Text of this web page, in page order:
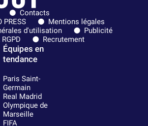
Contacts
PRESS
Mentions légales
d'utilisation
Publicité
Recrutement
Équipes en
tendance
Paris Saint-
Germain
Real Madrid
Olympique de
Marseille
FIFA